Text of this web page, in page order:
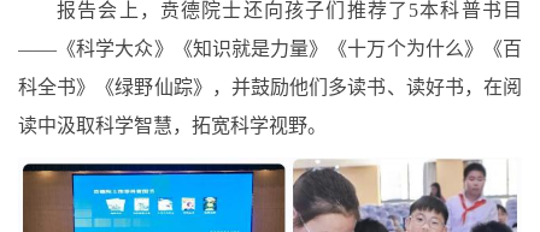
报告会上，贲德院士还向孩子们推荐了5本科普书目
——《科学大众》《知识就是力量》《十万个为什么》《百
科全书》《绿野仙踪》，并鼓励他们多读书、读好书，在阅
读中汲取科学智慧，拓宽科学视野。